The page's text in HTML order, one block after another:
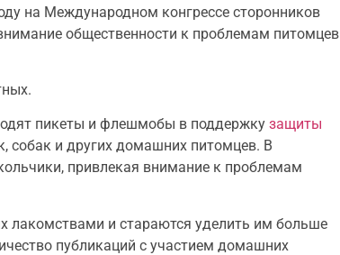
на Международном конгрессе сторонников
общественности к проблемам питомцев
пикеты и флешмобы в поддержку защиты
собак и других домашних питомцев. В
привлекая внимание к проблемам
и стараются уделить им больше
публикаций с участием домашних